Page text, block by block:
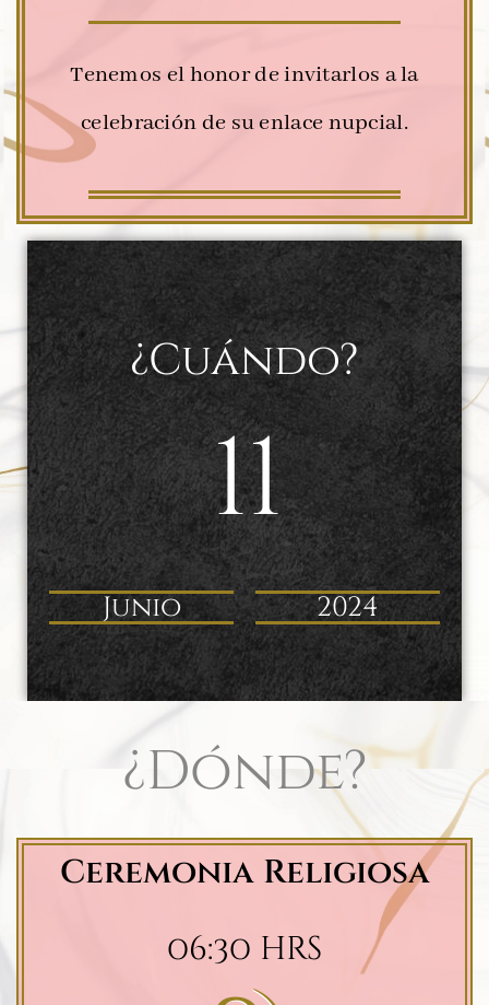
Tenemos el honor de invitarlos a la
celebración de su enlace nupcial.
¿Cuándo?
11
Junio 2024
¿Dónde?
Ceremonia Religiosa
06:30 hrs